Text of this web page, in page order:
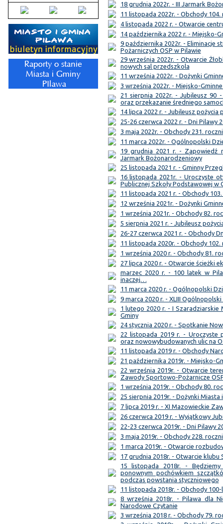
18 grudnia 2022r. - III Jarmark
11 listopada 2022r. - Obchody
4 listopada 2022 r. - Otwarcie
14 października 2022 r. - Miejsko-
9 października 2022r. - Eliminacje
Pożarniczych OSP w Pilawie
29 września 2022r. - Otwarcie
nowych sal przedszkola
11 września 2022r. - Dożynki
3 września 2022r. - Miejsko-
21 sierpnia 2022r. - Jubileusz 90
oraz przekazanie średniego
14 lipca 2022 r. - Jubileusz pożycia
25-26 czerwca 2022 r. - Dni Pilawy
3 maja 2022r. - Obchody 231.
11 marca 2022r. - Ogólnopolski
19 grudnia 2021 r. - Zapowiedź
Jarmark Bożonarodzeniowy
25 listopada 2021 r. - Gminny
16 listopada 2021r. - Uroczyste
Publicznej Szkoły Podstawowej w
11 listopada 2021 r. - Obchody
12 września 2021r. - Dożynki
1 września 2021r. - Obchody 82.
5 sierpnia 2021 r. - Jubileusz
26-27 czerwca 2021 r. - Obchody
11 listopada 2020r. - Obchody
1 września 2020 r. - Obchody 81.
27 lipca 2020 r. - Otwarcie ścieżki
marzec 2020 r. - 100 latek w
inaczej…
11 marca 2020 r. - Ogólnopolski
9 marca 2020 r. - XLIII
1 lutego 2020 r. - I
Gminy
24 stycznia 2020 r. - Spotkanie
22 listopada 2019 r. - Uroczyste
oraz nowowybudowanych ulic na
11 listopada 2019 r. - Obchody
21 października 2019r. - Miejsko-
22 września 2019r. - Otwarcie
Zawody Sportowo-Pożarnicze
1 września 2019r. - Obchody 80.
25 sierpnia 2019r. - Dożynki Miasta
7 lipca 2019 r. - XI Mazowieckie
26 czerwca 2019 r. - Wyjątkowy
22-23 czerwca 2019r. - Dni Pilawy
3 maja 2019r. - Obchody 228.
1 marca 2019r. - Otwarcie
17 grudnia 2018r. - Otwarcie klubu
15 listopada 2018r. -
ponownym pochówkiem
podczas powstania styczniowego
11 listopada 2018r. - Obchody
8 września 2018r. - Pilawa dla
Narodowe Czytanie
3 września 2018 r. - Obchody 79.